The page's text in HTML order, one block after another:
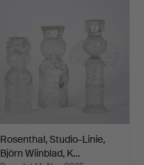
Rosenthal, Studio-Linie,
Björn Wiinblad, K…